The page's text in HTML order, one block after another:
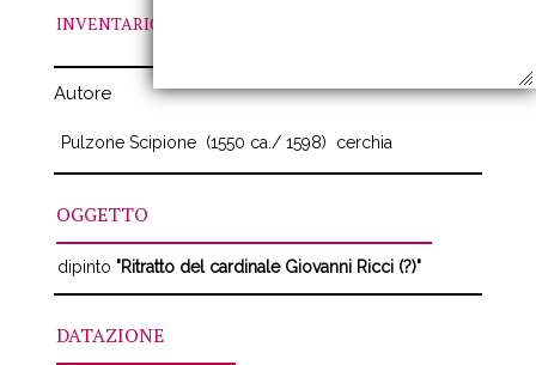
INVENTARIO
Autore
Pulzone Scipione (1550 ca./ 1598) cerchia
OGGETTO
dipinto "Ritratto del cardinale Giovanni Ricci (?)"
DATAZIONE